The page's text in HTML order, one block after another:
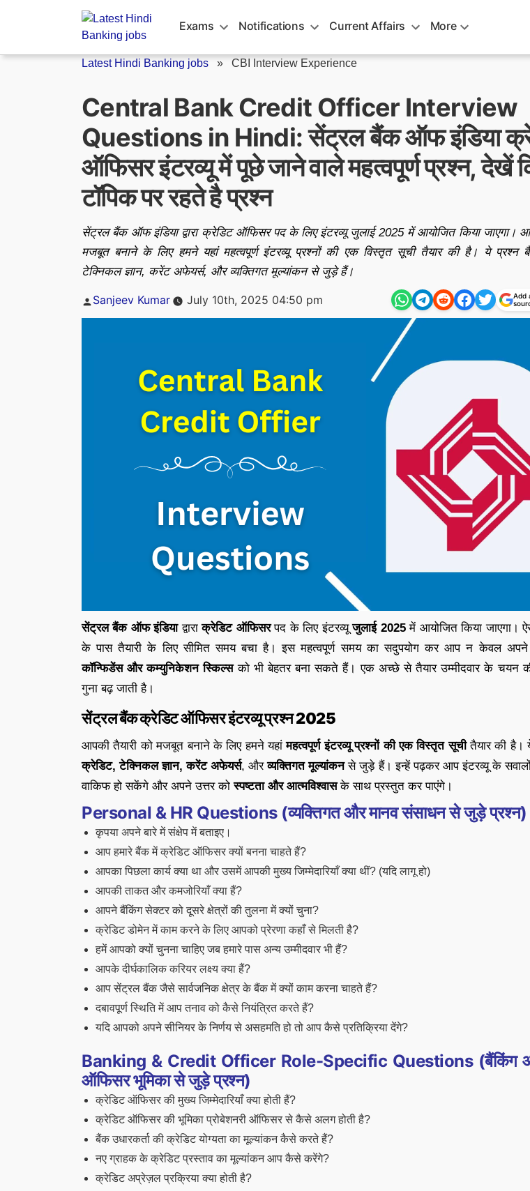
Exams Notifications Current Affairs More
Latest Hindi Banking jobs » CBI Interview Experience
Central Bank Credit Officer Interview
Questions in Hindi: सेंट्रल बैंक ऑफ इंडिया
ऑफिसर इंटरव्यू में पूछे जाने वाले महत्वपूर्ण प्रश्न, देखें
टॉपिक पर रहते है प्रश्न
सेंट्रल बैंक ऑफ इंडिया द्वारा क्रेडिट ऑफिसर पद के लिए इंटरव्यू जुलाई 2025 में आयोजित किया जाएगा।
मजबूत बनाने के लिए हमने यहां महत्वपूर्ण इंटरव्यू प्रश्नों की एक विस्तृत सूची तैयार की है। ये प्रश्न
टेक्निकल ज्ञान, करेंट अफेयर्स, और व्यक्तिगत मूल्यांकन से जुड़े हैं।
Posted
Sanjeev Kumar July 10th, 2025 04:50 pm
Add
सेंट्रल बैंक ऑफ इंडियाद्वाराक्रेडिट ऑफिसरपद के लिए इंटरव्यूजुलाई 2025में आयोजित किया जाएगा।
के पास तैयारी के लिए सीमित समय बचा है। इस महत्वपूर्ण समय का सदुपयोग कर आप न केवल
कॉन्फिडेंस और कम्युनिकेशन स्किल्सको भी बेहतर बना सकते हैं। एक अच्छे से तैयार उम्मीदवार के चयन
गुना बढ़ जाती है।
सेंट्रल बैंक क्रेडिट ऑफिसर इंटरव्यू प्रश्न 2025
आपकी तैयारी को मजबूत बनाने के लिए हमने यहांमहत्वपूर्ण इंटरव्यू प्रश्नों की एक विस्तृत सूचीतैयार की है।
क्रेडिट, टेक्निकल ज्ञान, करेंट अफेयर्स, औरव्यक्तिगत मूल्यांकनसे जुड़े हैं। इन्हें पढ़कर आप इंटरव्यू के
वाकिफ हो सकेंगे और अपने उत्तर कोस्पष्टता और आत्मविश्वासके साथ प्रस्तुत कर पाएंगे।
Personal & HR Questions (व्यक्तिगत और मानव संसाधन से जुड़े प्रश्न)
कृपया अपने बारे में संक्षेप में बताइए।
आप हमारे बैंक में क्रेडिट ऑफिसर क्यों बनना चाहते हैं?
आपका पिछला कार्य क्या था और उसमें आपकी मुख्य जिम्मेदारियाँ क्या थीं? (यदि लागू हो)
आपकी ताकत और कमजोरियाँ क्या हैं?
आपने बैंकिंग सेक्टर को दूसरे क्षेत्रों की तुलना में क्यों चुना?
क्रेडिट डोमेन में काम करने के लिए आपको प्रेरणा कहाँ से मिलती है?
हमें आपको क्यों चुनना चाहिए जब हमारे पास अन्य उम्मीदवार भी हैं?
आपके दीर्घकालिक करियर लक्ष्य क्या हैं?
आप सेंट्रल बैंक जैसे सार्वजनिक क्षेत्र के बैंक में क्यों काम करना चाहते हैं?
दबावपूर्ण स्थिति में आप तनाव को कैसे नियंत्रित करते हैं?
यदि आपको अपने सीनियर के निर्णय से असहमति हो तो आप कैसे प्रतिक्रिया देंगे?
Banking & Credit Officer Role-Specific Questions (बैंकिंग
ऑफिसर भूमिका से जुड़े प्रश्न)
क्रेडिट ऑफिसर की मुख्य जिम्मेदारियाँ क्या होती हैं?
क्रेडिट ऑफिसर की भूमिका प्रोबेशनरी ऑफिसर से कैसे अलग होती है?
बैंक उधारकर्ता की क्रेडिट योग्यता का मूल्यांकन कैसे करते हैं?
नए ग्राहक के क्रेडिट प्रस्ताव का मूल्यांकन आप कैसे करेंगे?
क्रेडिट अप्रेज़ल प्रक्रिया क्या होती है?